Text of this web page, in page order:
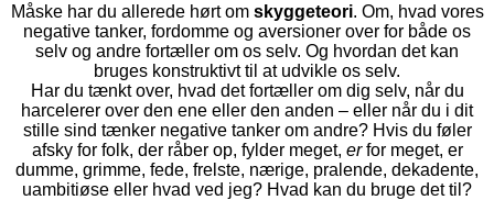
Måske har du allerede hørt om skyggeteori. Om, hvad vores
negative tanker, fordomme og aversioner over for både os
selv og andre fortæller om os selv. Og hvordan det kan
bruges konstruktivt til at udvikle os selv.
Har du tænkt over, hvad det fortæller om dig selv, når du
harcelerer over den ene eller den anden – eller når du i dit
stille sind tænker negative tanker om andre? Hvis du føler
afsky for folk, der råber op, fylder meget, erfor meget, er
dumme, grimme, fede, frelste, nærige, pralende, dekadente,
uambitiøse eller hvad ved jeg? Hvad kan du bruge det til?